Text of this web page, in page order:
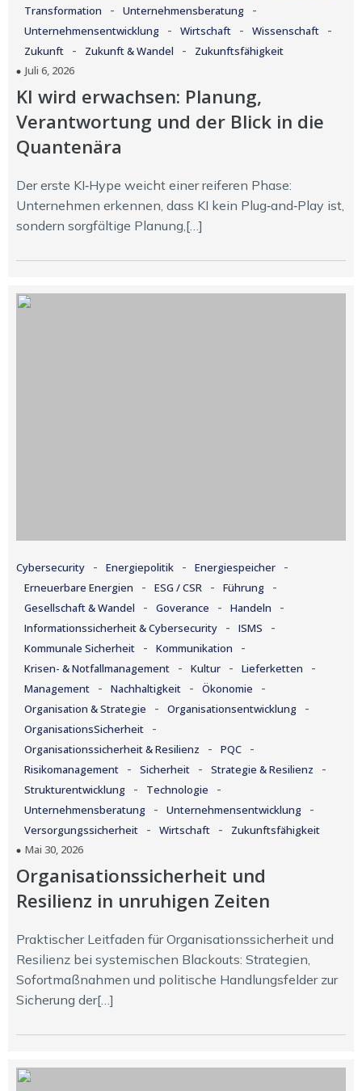
Transformation - Unternehmensberatung -
Unternehmensentwicklung - Wirtschaft - Wissenschaft -
Zukunft - Zukunft & Wandel -
Zukunftsfähigkeit
Juli 6, 2026
KI wird erwachsen: Planung,
Verantwortung und der Blick in die
Quantenära
Der erste KI‑Hype weicht einer reiferen Phase:
Unternehmen erkennen, dass KI kein Plug‑and‑Play ist,
sondern sorgfältige Planung,[…]
Cybersecurity - Energiepolitik - Energiespeicher -
Erneuerbare Energien - ESG / CSR - Führung -
Gesellschaft & Wandel - Goverance - Handeln -
Informationssicherheit & Cybersecurity - ISMS -
Kommunale Sicherheit - Kommunikation -
Krisen- & Notfallmanagement - Kultur - Lieferketten -
Management - Nachhaltigkeit - Ökonomie -
Organisation & Strategie - Organisationsentwicklung -
OrganisationsSicherheit -
Organisationssicherheit & Resilienz - PQC -
Risikomanagement - Sicherheit - Strategie & Resilienz -
Strukturentwicklung - Technologie -
Unternehmensberatung - Unternehmensentwicklung -
Versorgungssicherheit - Wirtschaft -
Zukunftsfähigkeit
Mai 30, 2026
Organisationssicherheit und
Resilienz in unruhigen Zeiten
Praktischer Leitfaden für Organisationssicherheit und
Resilienz bei systemischen Blackouts: Strategien,
Sofortmaßnahmen und politische Handlungsfelder zur
Sicherung der[…]